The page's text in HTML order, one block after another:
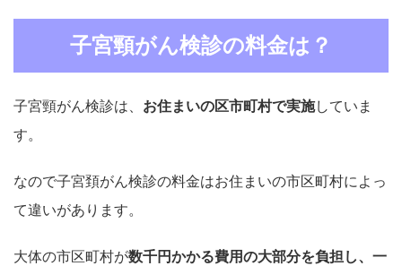
子宮頸がん検診の料金は？
子宮頸がん検診は、 お住まいの区市町村で実施していま
す。
なので子宮頚がん検診の料金はお住まいの市区町村によっ
て違いがあります。
大体の市区町村が数千円かかる費用の大部分を負担し、一